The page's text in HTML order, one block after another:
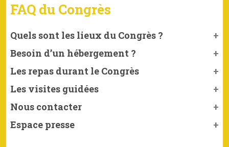
FAQ du Congrès
Quels sont les lieux du Congrès ?
Besoin d’un hébergement ?
Les repas durant le Congrès
Les visites guidées
Nous contacter
Espace presse